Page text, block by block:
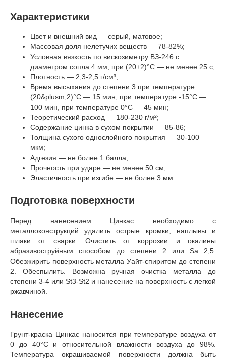
Характеристики
Цвет и внешний вид — серый, матовое;
Массовая доля нелетучих веществ — 78-82%;
Условная вязкость по вискозиметру ВЗ-246 с
диаметром сопла 4 мм, при (20±2)°С — не менее 25 с;
Плотность — 2,3-2,5 г/см³;
Время высыхания до степени 3 при температуре
(20&plusm;2)°C — 15 мин, при температуре -15°C —
100 мин, при температуре 0°C — 45 мин;
Теоретический расход — 180-230 г/м²;
Содержание цинка в сухом покрытии — 85-86;
Толщина сухого однослойного покрытия — 30-100
мкм;
Адгезия — не более 1 балла;
Прочность при ударе — не менее 50 см;
Эластичность при изгибе — не более 3 мм.
Подготовка поверхности
Перед нанесением Цинкас необходимо с
металлоконструкций удалить острые кромки, наплывы и
шлаки от сварки. Очистить от коррозии и окалины
абразивоструйным способом до степени 2 или Sa 2,5.
Обезжирить поверхность металла Уайт-спиритом до степени
2. Обеспылить. Возможна ручная очистка металла до
степени 3-4 или St3-St2 и нанесение на поверхность с легкой
ржавчиной.
Нанесение
Грунт-краска Цинкас наносится при температуре воздуха от
0 до 40°C и относительной влажности воздуха до 98%.
Температура окрашиваемой поверхности должна быть